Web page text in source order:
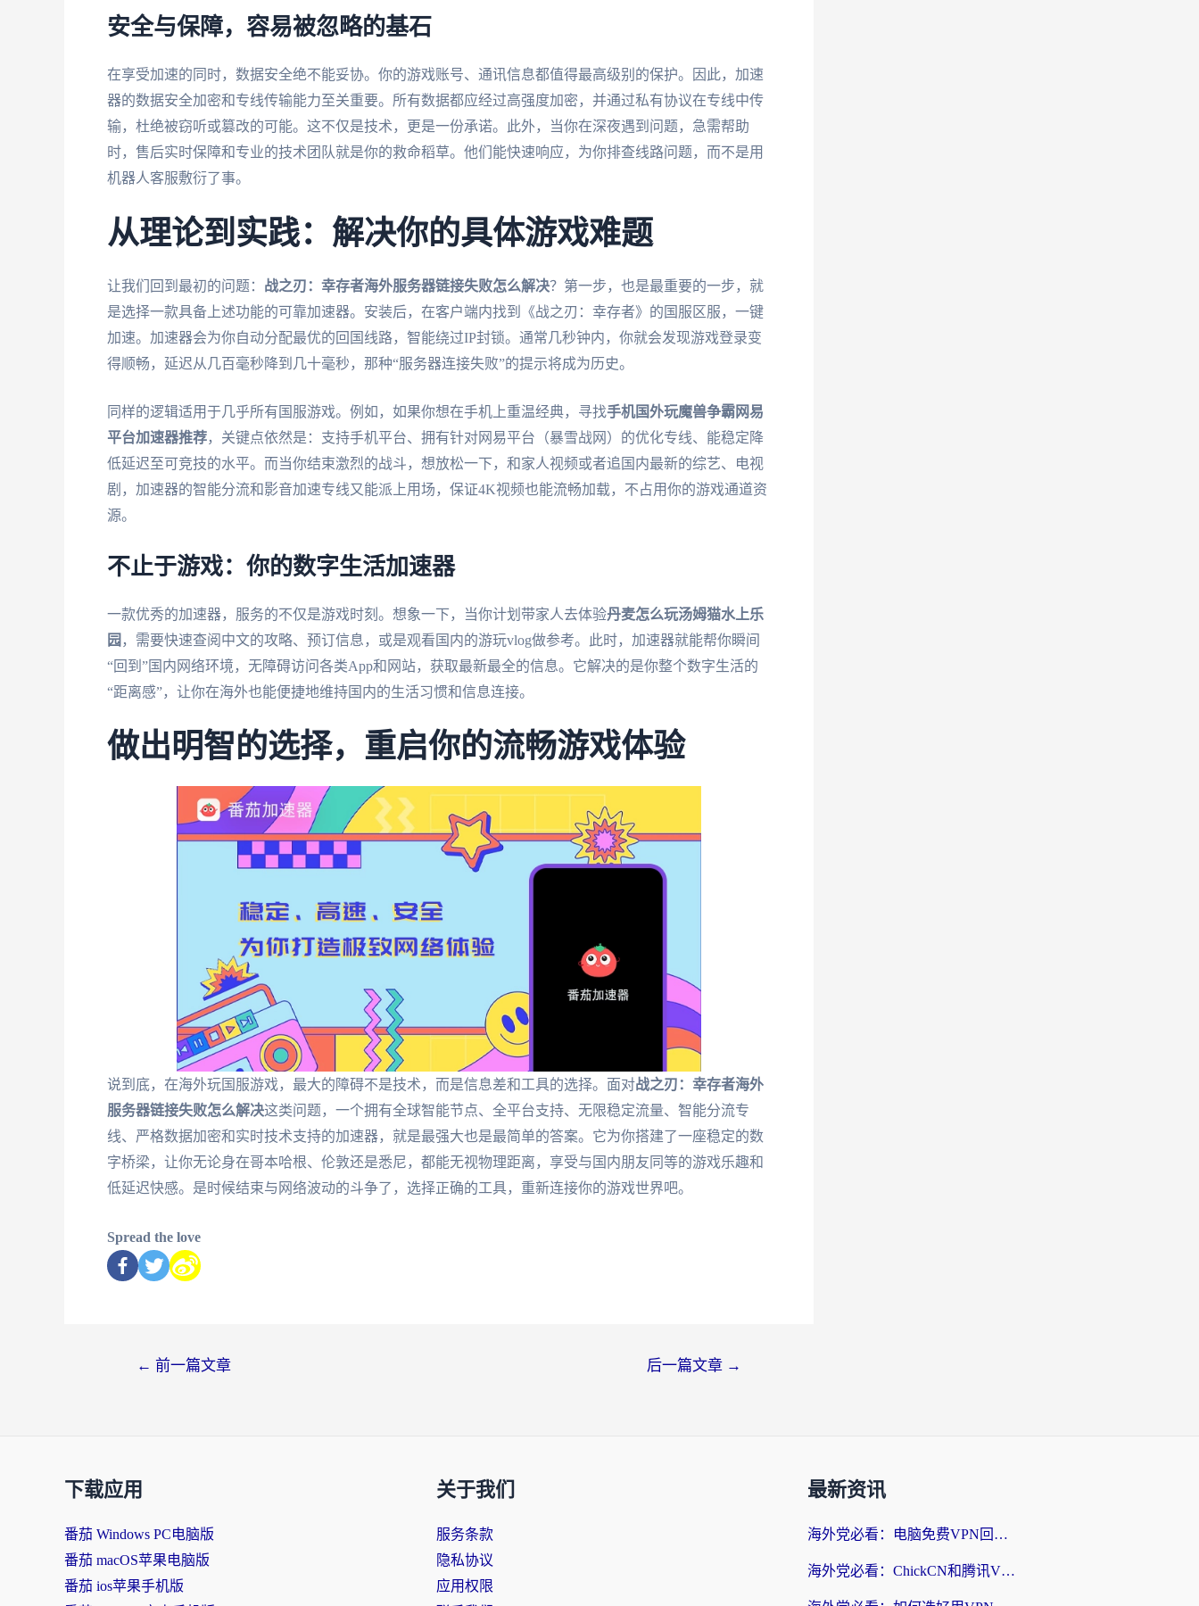
安全与保障，容易被忽略的基石
在享受加速的同时，数据安全绝不能妥协。你的游戏账号、通讯信息都值得最高级别的保护。因此，加速
器的数据安全加密和专线传输能力至关重要。所有数据都应经过高强度加密，并通过私有协议在专线中传
输，杜绝被窃听或篡改的可能。这不仅是技术，更是一份承诺。此外，当你在深夜遇到问题，急需帮助
时，售后实时保障和专业的技术团队就是你的救命稻草。他们能快速响应，为你排查线路问题，而不是用
机器人客服敷衍了事。
从理论到实践：解决你的具体游戏难题
让我们回到最初的问题： 战之刃：幸存者海外服务器链接失败怎么解决？第一步，也是最重要的一步，就
是选择一款具备上述功能的可靠加速器。安装后，在客户端内找到《战之刃：幸存者》的国服区服，一键
加速。加速器会为你自动分配最优的回国线路，智能绕过IP封锁。通常几秒钟内，你就会发现游戏登录变
得顺畅，延迟从几百毫秒降到几十毫秒，那种“服务器连接失败”的提示将成为历史。
同样的逻辑适用于几乎所有国服游戏。例如，如果你想在手机上重温经典，寻找手机国外玩魔兽争霸网易
平台加速器推荐，关键点依然是：支持手机平台、拥有针对网易平台（暴雪战网）的优化专线、能稳定降
低延迟至可竞技的水平。而当你结束激烈的战斗，想放松一下，和家人视频或者追国内最新的综艺、电视
剧，加速器的智能分流和影音加速专线又能派上用场，保证4K视频也能流畅加载，不占用你的游戏通道资
源。
不止于游戏：你的数字生活加速器
一款优秀的加速器，服务的不仅是游戏时刻。想象一下，当你计划带家人去体验丹麦怎么玩汤姆猫水上乐
园 ，需要快速查阅中文的攻略、预订信息，或是观看国内的游玩vlog做参考。此时，加速器就能帮你瞬间
“回到”国内网络环境，无障碍访问各类App和网站，获取最新最全的信息。它解决的是你整个数字生活的
“距离感”，让你在海外也能便捷地维持国内的生活习惯和信息连接。
做出明智的选择，重启你的流畅游戏体验
说到底，在海外玩国服游戏，最大的障碍不是技术，而是信息差和工具的选择。面对战之刃：幸存者海外
服务器链接失败怎么解决这类问题，一个拥有全球智能节点、全平台支持、无限稳定流量、智能分流专
线、严格数据加密和实时技术支持的加速器，就是最强大也是最简单的答案。它为你搭建了一座稳定的数
字桥梁，让你无论身在哥本哈根、伦敦还是悉尼，都能无视物理距离，享受与国内朋友同等的游戏乐趣和
低延迟快感。是时候结束与网络波动的斗争了，选择正确的工具，重新连接你的游戏世界吧。
Spread the love
← 前一篇文章 后一篇文章 →
下载应用
番茄 Windows PC电脑版
番茄 macOS苹果电脑版
番茄 ios苹果手机版
关于我们
服务条款
隐私协议
应用权限
最新资讯
海外党必看：电脑免费VPN回国真的靠谱吗？附实测对比与最优方案指南
海外党必看：ChickCN和腾讯VPN好用吗？3招选对回国加速器，告别地区限制